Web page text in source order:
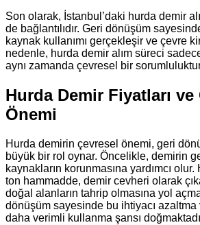
Son olarak, İstanbul’daki hurda demir
de bağlantılıdır. Geri dönüşüm
kaynak kullanımı gerçekleşir ve çevre
nedenle, hurda demir alım süreci
aynı zamanda çevresel bir
Hurda Demir Fiyatları ve
Önemi
Hurda demirin çevresel önemi, geri
büyük bir rol oynar. Öncelikle, demirin
kaynakların korunmasına yardımcı
ton hammadde, demir cevheri olarak
doğal alanların tahrip olmasına yol
dönüşüm sayesinde bu ihtiyacı azaltma
daha verimli kullanma şansı